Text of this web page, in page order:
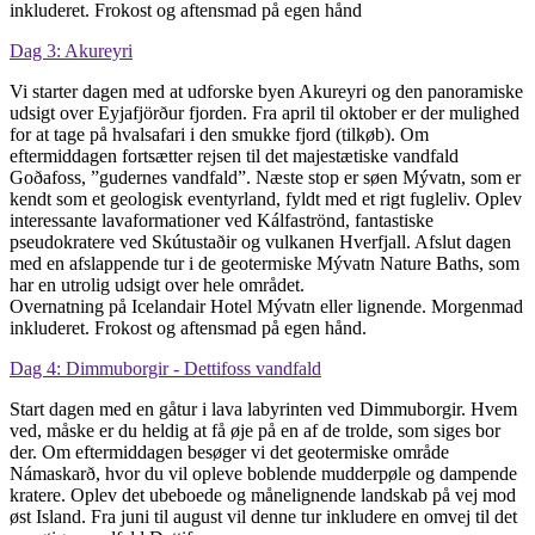
inkluderet. Frokost og aftensmad på egen hånd
Dag 3: Akureyri
Vi starter dagen med at udforske byen Akureyri og den panoramiske
udsigt over Eyjafjörður fjorden. Fra april til oktober er der mulighed
for at tage på hvalsafari i den smukke fjord (tilkøb). Om
eftermiddagen fortsætter rejsen til det majestætiske vandfald
Goðafoss, ”gudernes vandfald”. Næste stop er søen Mývatn, som er
kendt som et geologisk eventyrland, fyldt med et rigt fugleliv. Oplev
interessante lavaformationer ved Kálfaströnd, fantastiske
pseudokratere ved Skútustaðir og vulkanen Hverfjall. Afslut dagen
med en afslappende tur i de geotermiske Mývatn Nature Baths, som
har en utrolig udsigt over hele området.
Overnatning på Icelandair Hotel Mývatn eller lignende. Morgenmad
inkluderet. Frokost og aftensmad på egen hånd.
Dag 4: Dimmuborgir - Dettifoss vandfald
Start dagen med en gåtur i lava labyrinten ved Dimmuborgir. Hvem
ved, måske er du heldig at få øje på en af de trolde, som siges bor
der. Om eftermiddagen besøger vi det geotermiske område
Námaskarð, hvor du vil opleve boblende mudderpøle og dampende
kratere. Oplev det ubeboede og månelignende landskab på vej mod
øst Island. Fra juni til august vil denne tur inkludere en omvej til det